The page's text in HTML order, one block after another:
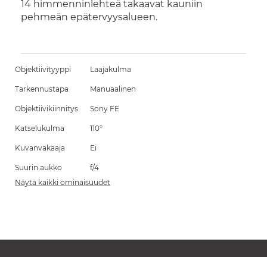
14 himmenninlehteä takaavat kauniin
pehmeän epätervyysalueen.
Objektiivityyppi Laajakulma
Tarkennustapa Manuaalinen
Objektiivikiinnitys Sony FE
Katselukulma 110°
Kuvanvakaaja Ei
Suurin aukko
f/4
Näytä kaikki ominaisuudet